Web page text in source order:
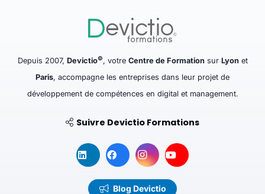
Depuis 2007, Devictio©, votre Centre de Formationsur Lyonet
Paris, accompagne les entreprises dans leur projet de
développement de compétences en digital et management.
Suivre Devictio Formations
Blog Devictio